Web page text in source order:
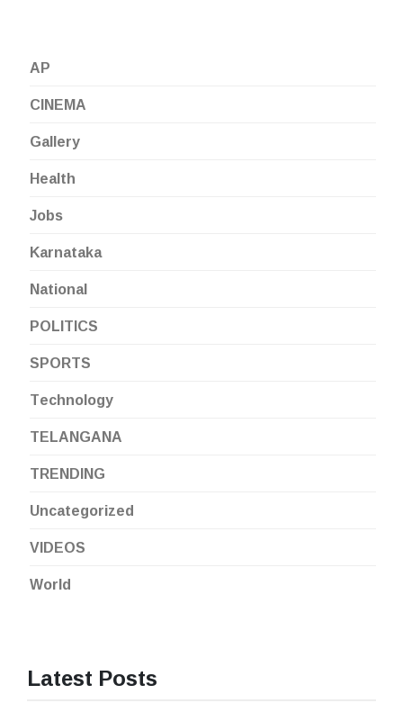
AP
CINEMA
Gallery
Health
Jobs
Karnataka
National
POLITICS
SPORTS
Technology
TELANGANA
TRENDING
Uncategorized
VIDEOS
World
Latest Posts